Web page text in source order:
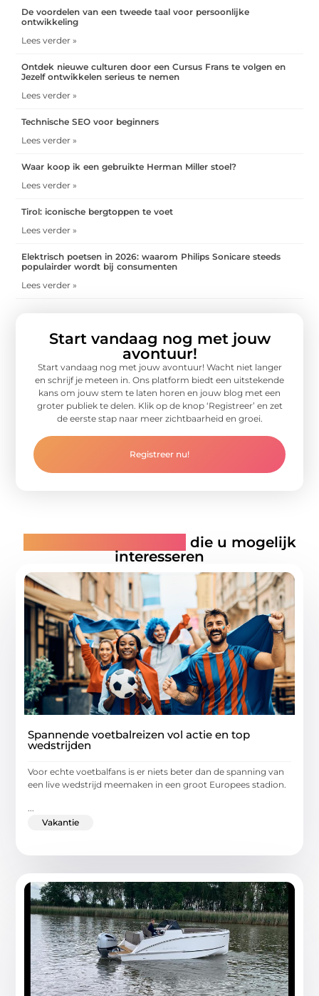
De voordelen van een tweede taal voor persoonlijke
ontwikkeling
Lees verder »
Ontdek nieuwe culturen door een Cursus Frans te volgen en
Jezelf ontwikkelen serieus te nemen
Lees verder »
Technische SEO voor beginners
Lees verder »
Waar koop ik een gebruikte Herman Miller stoel?
Lees verder »
Tirol: iconische bergtoppen te voet
Lees verder »
Elektrisch poetsen in 2026: waarom Philips Sonicare steeds
populairder wordt bij consumenten
Lees verder »
Start vandaag nog met jouw
avontuur!
Start vandaag nog met jouw avontuur! Wacht niet langer
en schrijf je meteen in. Ons platform biedt een uitstekende
kans om jouw stem te laten horen en jouw blog met een
groter publiek te delen. Klik op de knop ‘Registreer’ en zet
de eerste stap naar meer zichtbaarheid en groei.
Registreer nu!
die u mogelijk
interesseren
Spannende voetbalreizen vol actie en top
wedstrijden
Voor echte voetbalfans is er niets beter dan de spanning van
een live wedstrijd meemaken in een groot Europees stadion.
Vakantie